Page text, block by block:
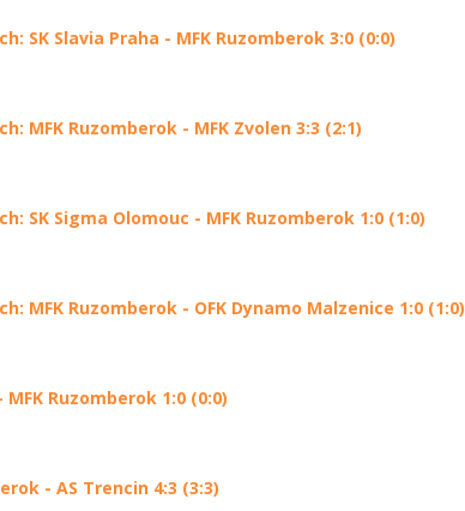
SK Slavia Praha - MFK Ruzomberok 3:0 (0:0)
MFK Ruzomberok - MFK Zvolen 3:3 (2:1)
SK Sigma Olomouc - MFK Ruzomberok 1:0 (1:0)
MFK Ruzomberok - OFK Dynamo Malzenice 1:0 (1:0)
MFK Ruzomberok 1:0 (0:0)
- AS Trencin 4:3 (3:3)